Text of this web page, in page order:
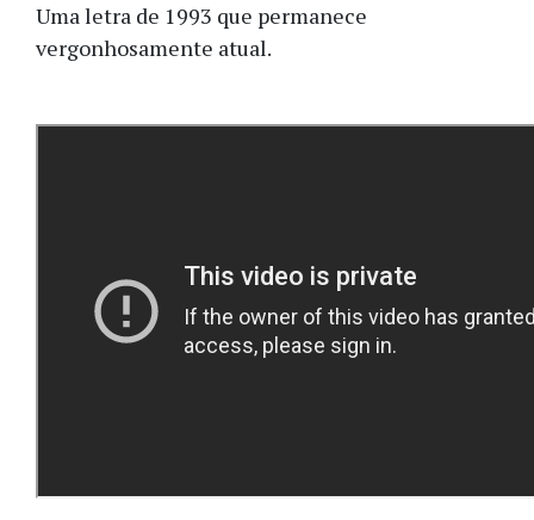
Uma letra de 1993 que permanece
vergonhosamente atual.